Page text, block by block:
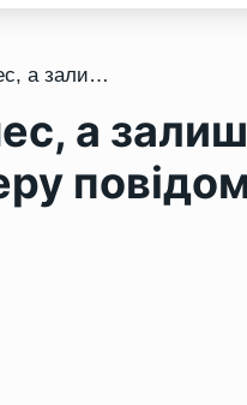
/ Обіцяв прибутковий бізнес, а залишав людей без грошей: блогеру повідомили про підозру
а